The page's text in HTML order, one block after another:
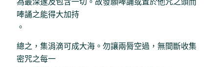
唪誦之能得大加持
。
總之，集涓滴可成大海。勿讓兩脣空過，無間斷收集
密咒之每一